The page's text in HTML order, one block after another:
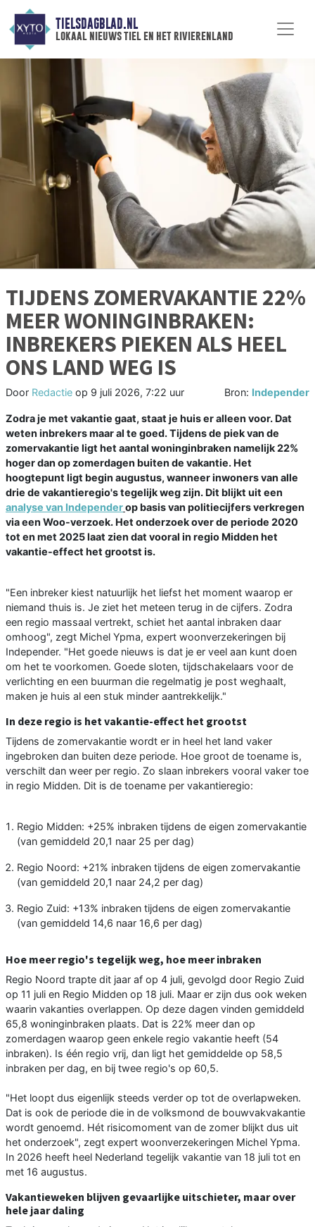
TIELSDAGBLAD.NL
lokaal nieuws tiel en het rivierenland
TIJDENS ZOMERVAKANTIE 22%
MEER WONINGINBRAKEN:
INBREKERS PIEKEN ALS HEEL
ONS LAND WEG IS
Door Redactie op 9 juli 2026, 7:22 uur Bron: Independer
Zodra je met vakantie gaat, staat je huis er alleen voor. Dat
weten inbrekers maar al te goed. Tijdens de piek van de
zomervakantie ligt het aantal woninginbraken namelijk 22%
hoger dan op zomerdagen buiten de vakantie. Het
hoogtepunt ligt begin augustus, wanneer inwoners van alle
drie de vakantieregio's tegelijk weg zijn. Dit blijkt uit een
analyse van Independerop basis van politiecijfers verkregen
via een Woo-verzoek. Het onderzoek over de periode 2020
tot en met 2025 laat zien dat vooral in regio Midden het
vakantie-effect het grootst is.
"Een inbreker kiest natuurlijk het liefst het moment waarop er
niemand thuis is. Je ziet het meteen terug in de cijfers. Zodra
een regio massaal vertrekt, schiet het aantal inbraken daar
omhoog", zegt Michel Ypma, expert woonverzekeringen bij
Independer. "Het goede nieuws is dat je er veel aan kunt doen
om het te voorkomen. Goede sloten, tijdschakelaars voor de
verlichting en een buurman die regelmatig je post weghaalt,
maken je huis al een stuk minder aantrekkelijk."
In deze regio is het vakantie-effect het grootst
Tijdens de zomervakantie wordt er in heel het land vaker
ingebroken dan buiten deze periode. Hoe groot de toename is,
verschilt dan weer per regio. Zo slaan inbrekers vooral vaker toe
in regio Midden. Dit is de toename per vakantieregio:
Regio Midden: +25% inbraken tijdens de eigen zomervakantie
(van gemiddeld 20,1 naar 25 per dag)
Regio Noord: +21% inbraken tijdens de eigen zomervakantie
(van gemiddeld 20,1 naar 24,2 per dag)
Regio Zuid: +13% inbraken tijdens de eigen zomervakantie
(van gemiddeld 14,6 naar 16,6 per dag)
Hoe meer regio's tegelijk weg, hoe meer inbraken
Regio Noord trapte dit jaar af op 4 juli, gevolgd door Regio Zuid
op 11 juli en Regio Midden op 18 juli. Maar er zijn dus ook weken
waarin vakanties overlappen. Op deze dagen vinden gemiddeld
65,8 woninginbraken plaats. Dat is 22% meer dan op
zomerdagen waarop geen enkele regio vakantie heeft (54
inbraken). Is één regio vrij, dan ligt het gemiddelde op 58,5
inbraken per dag, en bij twee regio's op 60,5.
"Het loopt dus eigenlijk steeds verder op tot de overlapweken.
Dat is ook de periode die in de volksmond de bouwvakvakantie
wordt genoemd. Hét risicomoment van de zomer blijkt dus uit
het onderzoek", zegt expert woonverzekeringen Michel Ypma.
In 2026 heeft heel Nederland tegelijk vakantie van 18 juli tot en
met 16 augustus.
Vakantieweken blijven gevaarlijke uitschieter, maar over
hele jaar daling